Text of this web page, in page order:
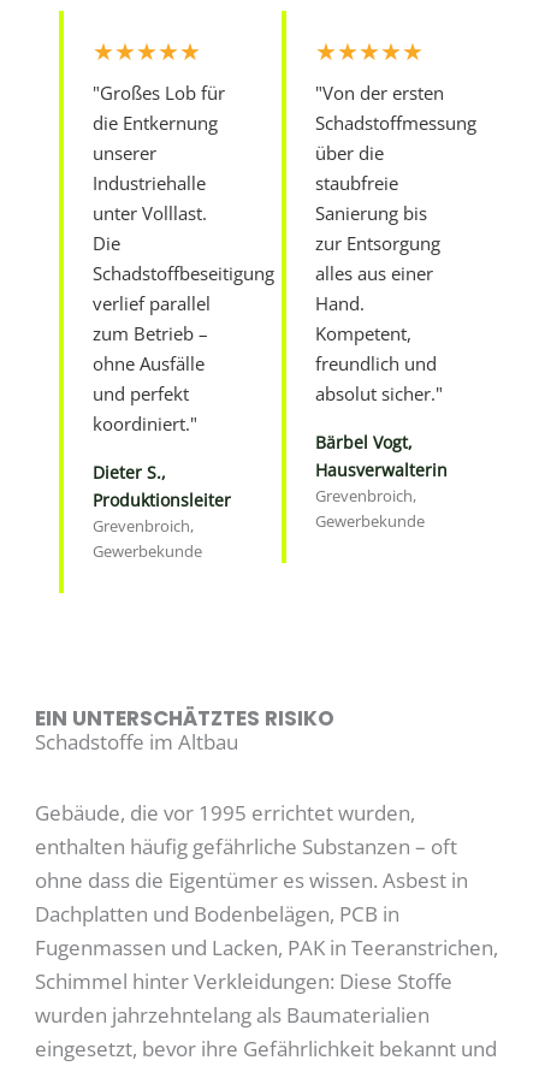
★★★★★
"Großes Lob für
die Entkernung
unserer
Industriehalle
unter Volllast.
Die
Schadstoffbeseitigung
verlief parallel
zum Betrieb –
ohne Ausfälle
und perfekt
koordiniert."
Dieter S.,
Produktionsleiter
Grevenbroich,
Gewerbekunde
★★★★★
"Von der ersten
Schadstoffmessung
über die
staubfreie
Sanierung bis
zur Entsorgung
alles aus einer
Hand.
Kompetent,
freundlich und
absolut sicher."
Bärbel Vogt,
Hausverwalterin
Grevenbroich,
Gewerbekunde
EIN UNTERSCHÄTZTES RISIKO
Schadstoffe im Altbau
Gebäude, die vor 1995 errichtet wurden,
enthalten häufig gefährliche Substanzen – oft
ohne dass die Eigentümer es wissen. Asbest in
Dachplatten und Bodenbelägen, PCB in
Fugenmassen und Lacken, PAK in Teeranstrichen,
Schimmel hinter Verkleidungen: Diese Stoffe
wurden jahrzehntelang als Baumaterialien
eingesetzt, bevor ihre Gefährlichkeit bekannt und